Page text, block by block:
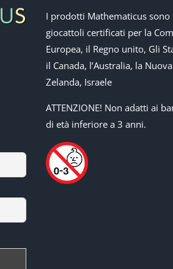
I prodotti Mathematicus sono
giocattoli certificati per la
Europea, il Regno unito, Gli
il Canada, l’Australia, la Nuova
Zelanda, Israele
ATTENZIONE! Non adatti ai
di età inferiore a 3 anni.